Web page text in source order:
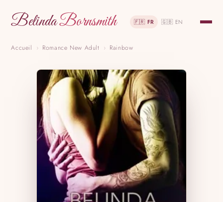
BelindaBornsmith 🇫🇷 FR 🇬🇧 EN
Accueil › Romance New Adult › Rainbow